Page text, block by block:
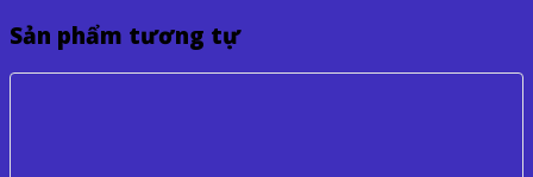
Sản phẩm tương tự